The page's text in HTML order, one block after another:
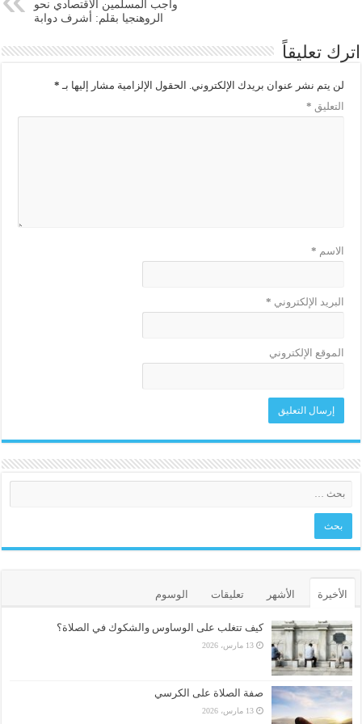
واجب المسلمين الاقتصادي نحو
الروهنجيا بقلم: أشرف دوابة
اترك تعليقاً
لن يتم نشر عنوان بريدك الإلكتروني. الحقول الإلزامية مشار إليها بـ *
التعليق *
الاسم *
البريد الإلكتروني *
الموقع الإلكتروني
الأخيرة الأشهر تعليقات الوسوم
كيف تتغلب على الوساوس والشكوك في الصلاة؟
13 مارس، 2026
صفة الصلاة على الكرسي
13 مارس، 2026